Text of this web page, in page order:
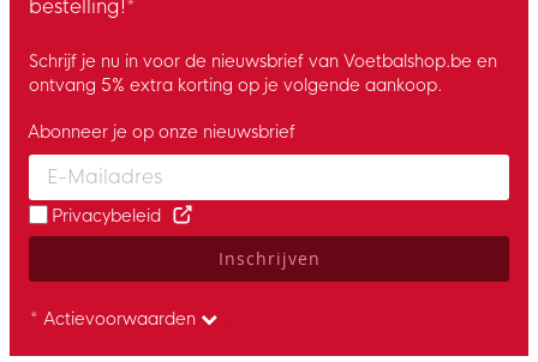
bestelling!*
Schrijf je nu in voor de nieuwsbrief van Voetbalshop.be en
ontvang 5% extra korting op je volgende aankoop.
Enter your email and accept the privacy policy to subscribe to
Abonneer je op onze nieuwsbrief
Privacybeleid
Inschrijven
* Actievoorwaarden